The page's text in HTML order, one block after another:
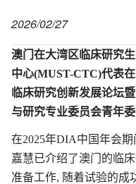
2026/02/27
澳门在大湾区临床研究
中心(MUST-CTC)代表
临床研究创新发展论坛
与研究专业委员会青年
在2025年DIA中国年会
嘉慧已介绍了澳门的临
准备工作, 随着试验的成